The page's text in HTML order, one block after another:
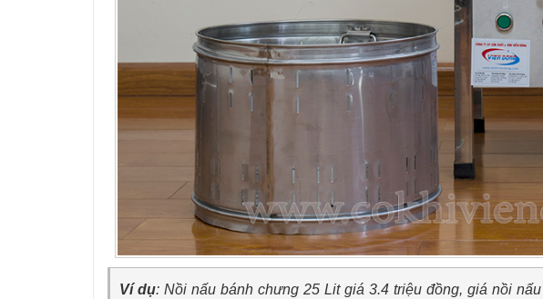
Ví dụ: Nồi nấu bánh chưng 25 Lit giá 3.4 triệu đồng, giá nồi